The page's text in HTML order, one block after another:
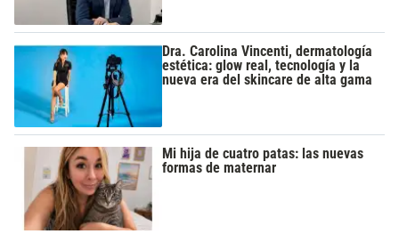
Dra. Carolina Vincenti, dermatología
estética: glow real, tecnología y la
nueva era del skincare de alta gama
Mi hija de cuatro patas: las nuevas
formas de maternar